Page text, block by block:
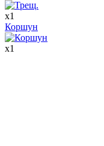
x1
Коршун
x1